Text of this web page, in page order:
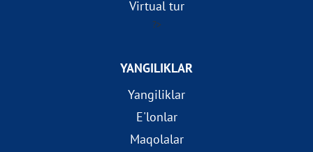
Virtual tur
?>
YANGILIKLAR
Yangiliklar
E'lonlar
Maqolalar